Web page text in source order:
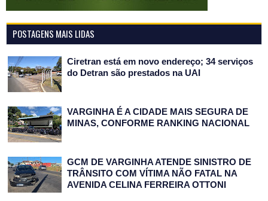
POSTAGENS MAIS LIDAS
Ciretran está em novo endereço; 34 serviços
do Detran são prestados na UAI
VARGINHA É A CIDADE MAIS SEGURA DE
MINAS, CONFORME RANKING NACIONAL
GCM DE VARGINHA ATENDE SINISTRO DE
TRÂNSITO COM VÍTIMA NÃO FATAL NA
AVENIDA CELINA FERREIRA OTTONI